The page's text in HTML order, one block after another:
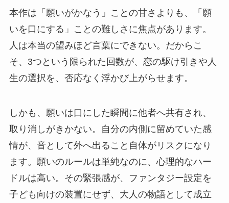
本作は「願いがかなう」ことの甘さよりも、「願
いを口にする」ことの難しさに焦点があります。
人は本当の望みほど言葉にできない。だからこ
そ、3つという限られた回数が、恋の駆け引きや人
生の選択を、否応なく浮かび上がらせます。
しかも、願いは口にした瞬間に他者へ共有され、
取り消しがきかない。自分の内側に留めていた感
情が、音として外へ出ること自体がリスクになり
ます。願いのルールは単純なのに、心理的なハー
ドルは高い。その緊張感が、ファンタジー設定を
子ども向けの装置にせず、大人の物語として成立